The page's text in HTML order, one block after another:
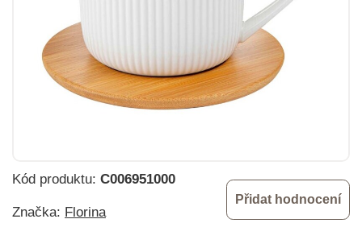
Kód produktu: C006951000
Značka: Florina
Přidat hodnocení